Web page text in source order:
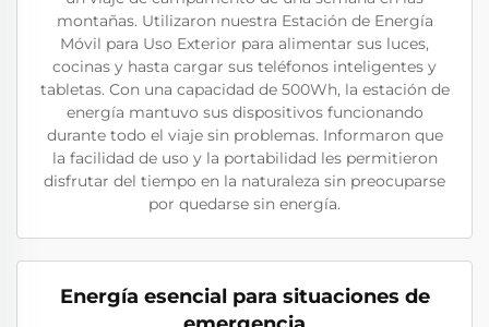
montañas. Utilizaron nuestra Estación de Energía
Móvil para Uso Exterior para alimentar sus luces,
cocinas y hasta cargar sus teléfonos inteligentes y
tabletas. Con una capacidad de 500Wh, la estación de
energía mantuvo sus dispositivos funcionando
durante todo el viaje sin problemas. Informaron que
la facilidad de uso y la portabilidad les permitieron
disfrutar del tiempo en la naturaleza sin preocuparse
por quedarse sin energía.
Energía esencial para situaciones de